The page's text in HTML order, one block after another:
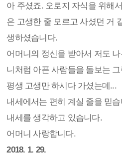
아 주셨죠. 오로지 자식을 위해
은 고생한 줄 모르고 사셨던 거
생하셨습니다.
어머니의 정신을 받아서 저도
니처럼 아픈 사람들을 돌보는
평생 고생만 하시다 가셨는데...
내세에서는 편히 계실 줄을 믿
내세를 생각하고 있습니다.
어머니 사랑합니다.
2018. 1. 29.